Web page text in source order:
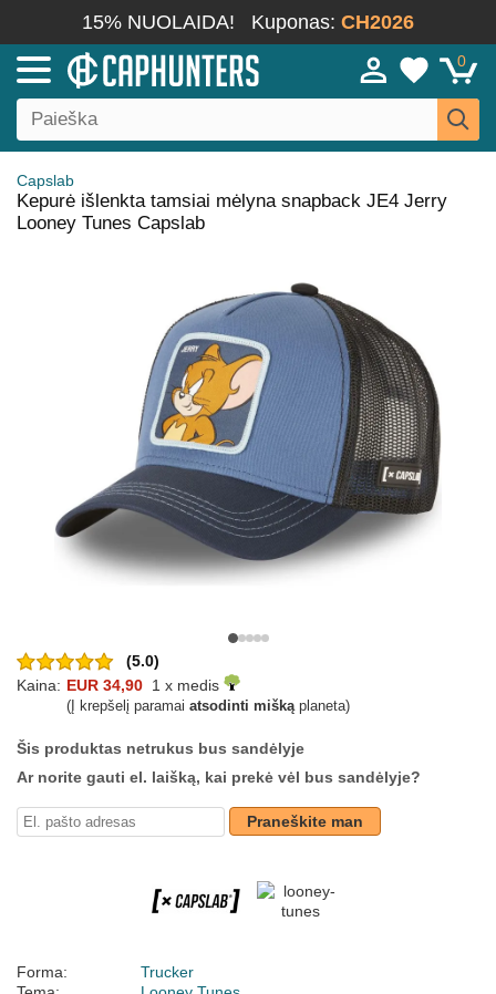
15% NUOLAIDA! Kuponas: CH2026
0
Capslab
Kepurė išlenkta tamsiai mėlyna snapback JE4 Jerry
Looney Tunes Capslab
(5.0)
Kaina: EUR 34,90 1 x medis
(Į krepšelį paramai atsodinti miškąplaneta)
Šis produktas netrukus bus sandėlyje
Ar norite gauti el. laišką, kai prekė vėl bus sandėlyje?
Praneškite man
Forma:
Trucker